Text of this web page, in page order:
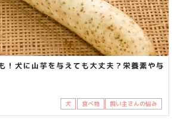
！犬に山芋を与えても大丈夫？栄養素や与
犬 食べ物 飼い主さんの悩み